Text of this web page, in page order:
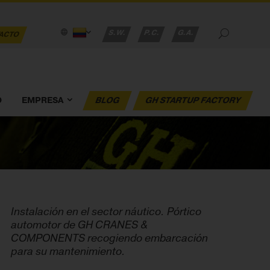
EMPRESA BLOG GH STARTUP FACTORY
Instalación en el sector náutico. Pórtico
automotor de GH CRANES &
COMPONENTS recogiendo embarcación
para su mantenimiento.